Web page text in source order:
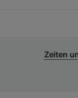
Zeiten